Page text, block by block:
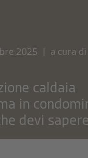
2025 | a cura di
caldaia
in
devi sapere